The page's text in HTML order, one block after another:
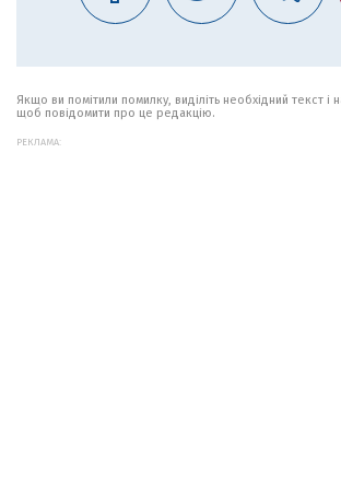
Якщо ви помітили помилку, виділіть необхідний текст і
щоб повідомити про це редакцію.
РЕКЛАМА: